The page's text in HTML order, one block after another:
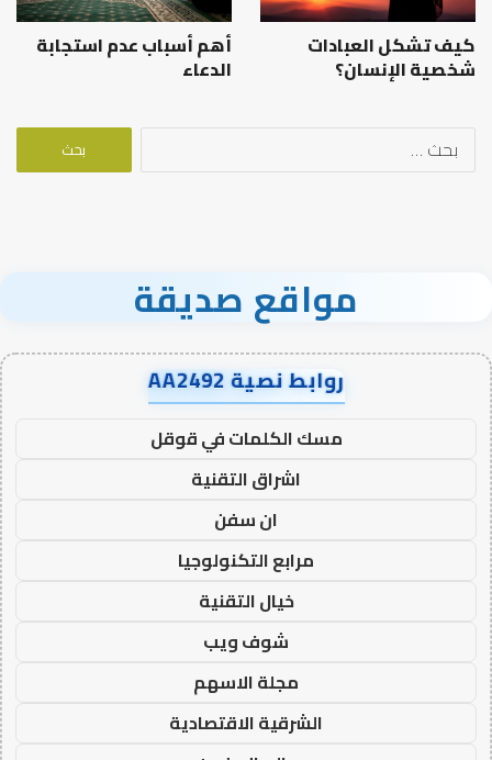
كيف تشكل العبادات
شخصية الإنسان؟
أهم أسباب عدم استجابة
الدعاء
البحث
مواقع صديقة
روابط نصية AA2492
مسك الكلمات في قوقل
اشراق التقنية
ان سفن
مرابع التكنولوجيا
خيال التقنية
شوف ويب
مجلة الاسهم
الشرقية الاقتصادية